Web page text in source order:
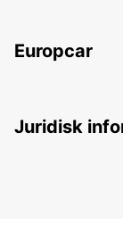
Europcar
Juridisk